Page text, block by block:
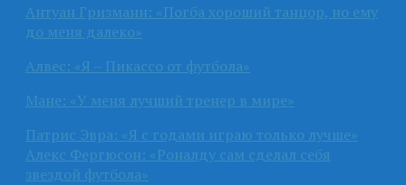
Антуан Гризманн: «Погба хороший танцор, но ему
до меня далеко»
Алвес: «Я – Пикассо от футбола»
Мане: «У меня лучший тренер в мире»
Патрис Эвра: «Я с годами играю только лучше»
Алекс Фергюсон: «Роналду сам сделал себя
звездой футбола»